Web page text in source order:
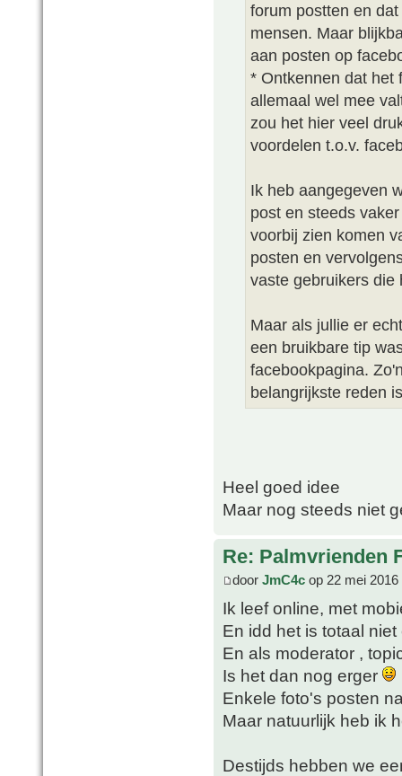
forum postten en
mensen. Maar
aan posten op
* Ontkennen dat het
allemaal wel mee
zou het hier veel
voordelen t.o.v.
Ik heb aangegeven
post en steeds
voorbij zien komen
posten en
vaste gebruikers die
Maar als jullie er
een bruikbare tip
facebookpagina.
belangrijkste reden
Heel goed idee
Maar nog steeds niet
Re: Palmvrienden
door JmC4c op 22 mei 2016
Ik leef online, met
En idd het is totaal
En als moderator ,
Is het dan nog erger
Enkele foto's posten
Maar natuurlijk heb ik
Destijds hebben we